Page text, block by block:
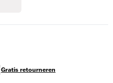
Gratis retourneren